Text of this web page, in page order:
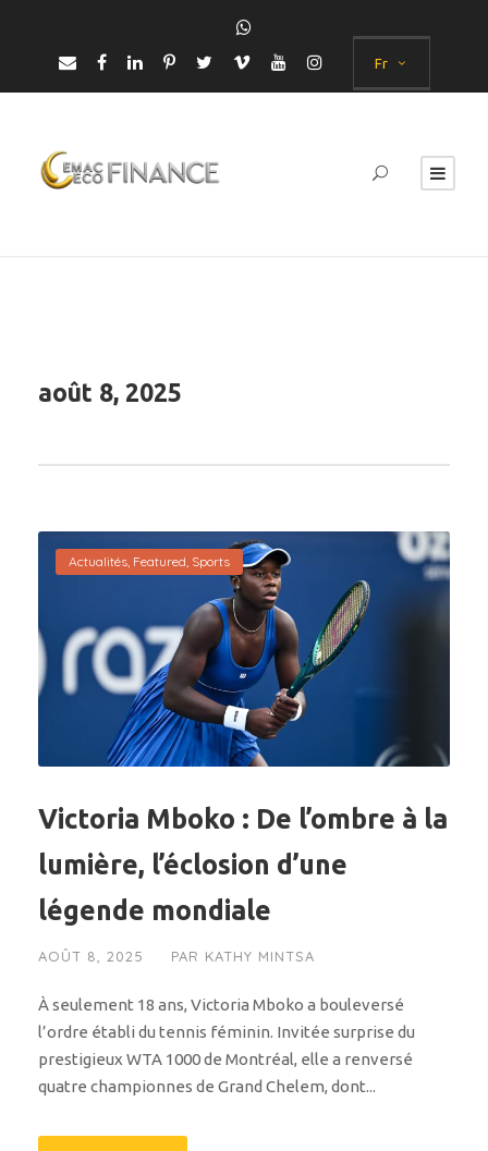
Fr
août 8, 2025
Actualités, Featured, Sports
Victoria Mboko : De l’ombre à la
lumière, l’éclosion d’une
légende mondiale
AOÛT 8, 2025 PAR KATHY MINTSA
À seulement 18 ans, Victoria Mboko a bouleversé
l’ordre établi du tennis féminin. Invitée surprise du
prestigieux WTA 1000 de Montréal, elle a renversé
quatre championnes de Grand Chelem, dont...